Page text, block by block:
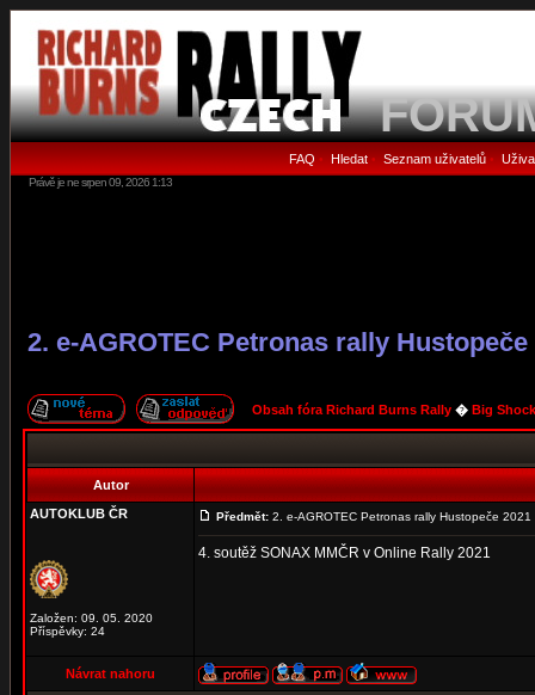
FAQ • Hledat• Seznam uživatelů•
Právě je ne srpen 09, 2026 1:13
2. e-AGROTEC Petronas rally Hustopeče
Obsah fóra Richard Burns Rally � Big
Autor
AUTOKLUB ČR
Založen: 09. 05. 2020
Příspěvky: 24
Předmět: 2. e-AGROTEC Petronas rally Hustopeče 2021
4. soutěž SONAX MMČR v Online Rally 2021
Návrat nahoru